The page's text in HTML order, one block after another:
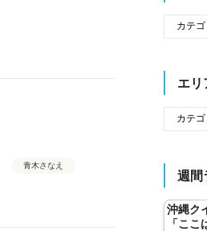
青木さなえ
エリ
週間
沖縄ク
「ここ